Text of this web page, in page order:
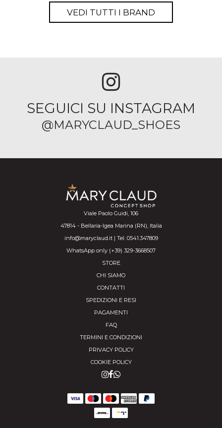
VEDI TUTTI I BRAND
SEGUICI SU INSTAGRAM
@MARYCLAUD_SHOES
Viale Paolo Guidi, 106
47814 - Bellaria-Igea Marina (RN), Italia
info@maryclaud.it | Tel. 0541.347809
WhatsApp only (+39) 329-3668507
STORE
CHI SIAMO
CONTATTI
SPEDIZIONI E RESI
PAGAMENTI
FAQ
TERMINI E CONDIZIONI
PRIVACY POLICY
COOKIE POLICY